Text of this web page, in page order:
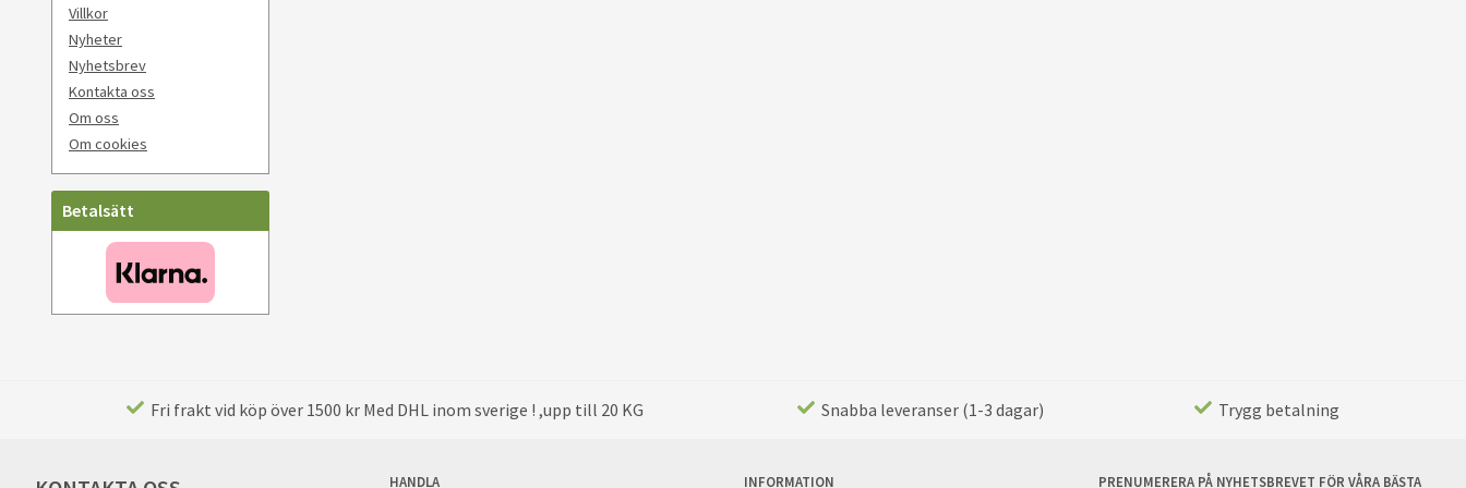
Villkor
Nyheter
Nyhetsbrev
Kontakta oss
Om oss
Om cookies
Betalsätt
Fri frakt vid köp över 1500 kr Med DHL inom sverige ! ,upp till 20 KG Snabba leveranser (1-3 dagar) Trygg betalning
HANDLA INFORMATION PRENUMERERA PÅ NYHETSBREVET FÖR VÅRA BÄSTA